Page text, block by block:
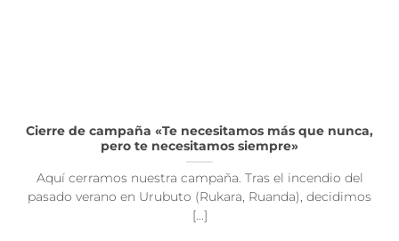
Cierre de campaña «Te necesitamos más que nunca,
pero te necesitamos siempre»
Aquí cerramos nuestra campaña. Tras el incendio del
pasado verano en Urubuto (Rukara, Ruanda), decidimos
[...]